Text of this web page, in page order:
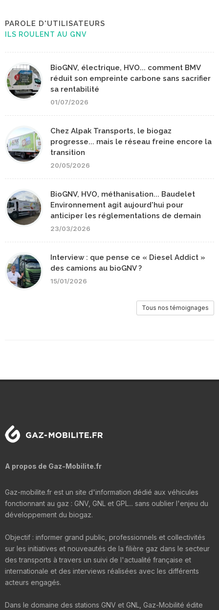
PAROLE D'UTILISATEURS
ILS ROULENT AU GNV
BioGNV, électrique, HVO... comment BMV
réduit son empreinte carbone sans sacrifier
sa rentabilité
01/07/2026
Chez Alpak Transports, le biogaz
progresse... mais le réseau freine encore la
transition
20/05/2026
BioGNV, HVO, méthanisation... Baudelet
Environnement agit aujourd'hui pour
anticiper les réglementations de demain
23/03/2026
Interview : que pense ce « Diesel Addict »
des camions au bioGNV ?
15/01/2026
Tous nos témoignages
A propos de Gaz-Mobilite.fr
Gaz-mobilite.fr est un site d'information dédié aux véhicules
fonctionnant au gaz : GNV, GNL et GPL... sans oublier l'enjeu du
développement du biogaz.
Objectif : informer grand public, professionnels et collectivités
sur les initiatives et nouveautés de la filière gaz dans le secteur
des transports à travers un suivi de l'actualité française et
internationale et des interviews réalisées avec les différents
acteurs engagés.
Dans le domaine des stations GNV et GNL, Gaz-Mobilité édite